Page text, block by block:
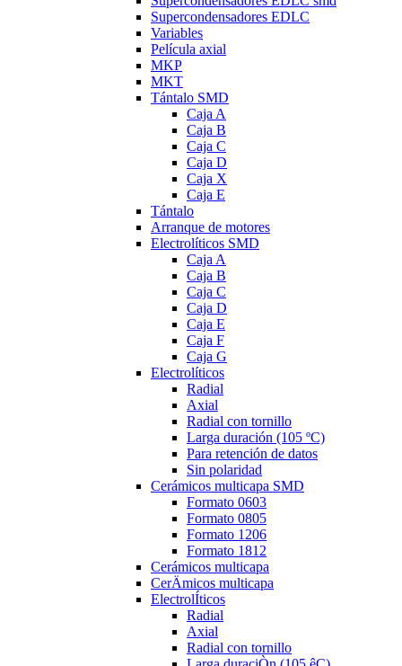
Supercondensadores EDLC
Variables
Película axial
MKP
MKT
Tántalo SMD
Caja A
Caja B
Caja C
Caja D
Caja X
Caja E
Tántalo
Arranque de motores
Electrolíticos SMD
Caja A
Caja B
Caja C
Caja D
Caja E
Caja F
Caja G
Electrolíticos
Radial
Axial
Radial con tornillo
Larga duración (105 ºC)
Para retención de datos
Sin polaridad
Cerámicos multicapa SMD
Formato 0603
Formato 0805
Formato 1206
Formato 1812
Cerámicos multicapa
CerÄmicos multicapa
ElectrolÍticos
Radial
Axial
Radial con tornillo